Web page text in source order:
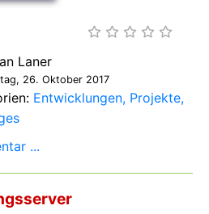
Laner
26. Oktober 2017
Entwicklungen Projekte
...